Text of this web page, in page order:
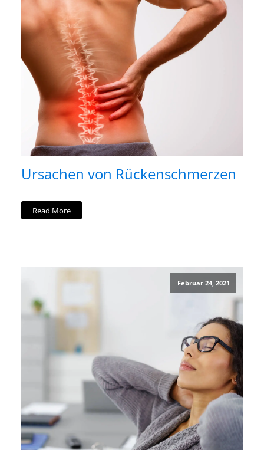
Ursachen von Rückenschmerzen
Read More
Februar 24, 2021